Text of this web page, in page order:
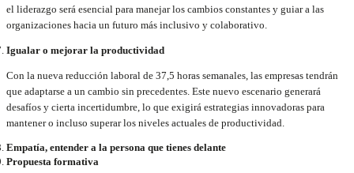
el liderazgo será esencial para manejar los cambios constantes y guiar a las
organizaciones hacia un futuro más inclusivo y colaborativo.
Igualar o mejorar la productividad
Con la nueva reducción laboral de 37,5 horas semanales, las empresas tendrán
que adaptarse a un cambio sin precedentes. Este nuevo escenario generará
desafíos y cierta incertidumbre, lo que exigirá estrategias innovadoras para
mantener o incluso superar los niveles actuales de productividad.
Empatía, entender a la persona que tienes delante
Propuesta formativa